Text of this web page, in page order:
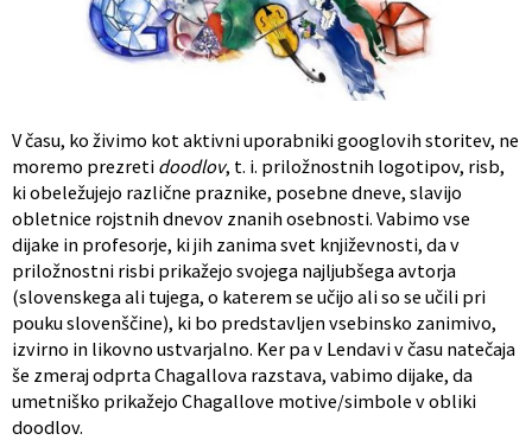
V času, ko živimo kot aktivni uporabniki googlovih storitev, ne
moremo prezreti doodlov, t. i. priložnostnih logotipov, risb,
ki obeležujejo različne praznike, posebne dneve, slavijo
obletnice rojstnih dnevov znanih osebnosti. Vabimo vse
dijake in profesorje, ki jih zanima svet književnosti, da v
priložnostni risbi prikažejo svojega najljubšega avtorja
(slovenskega ali tujega, o katerem se učijo ali so se učili pri
pouku slovenščine), ki bo predstavljen vsebinsko zanimivo,
izvirno in likovno ustvarjalno. Ker pa v Lendavi v času natečaja
še zmeraj odprta Chagallova razstava, vabimo dijake, da
umetniško prikažejo Chagallove motive/simbole v obliki
doodlov.